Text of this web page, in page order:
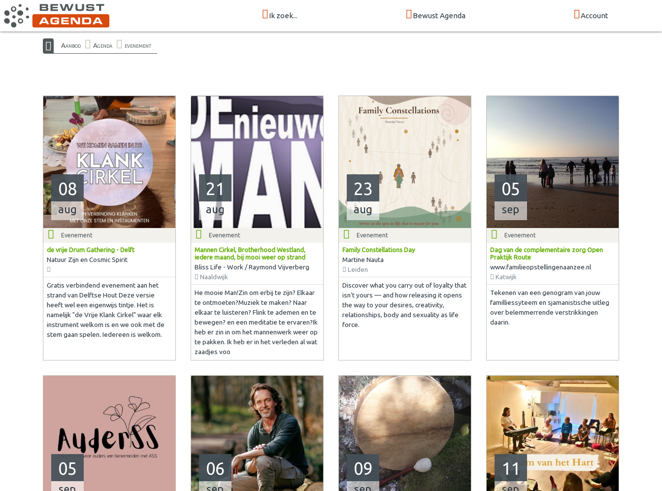
Ik zoek... Bewust Agenda Account
Aanbod Agenda evenement
08
aug
Evenement
de vrije Drum Gathering - Delft
Natuur Zijn en Cosmic Spirit
Gratis verbindend evenement aan het
strand van Delftse Hout Deze versie
heeft wel een eigenwijs tintje. Het is
namelijk "de Vrije Klank Cirkel" waar elk
instrument welkom is en we ook met de
stem gaan spelen. Iedereen is welkom.
21
aug
Evenement
Mannen Cirkel, Brotherhood Westland,
iedere maand, bij mooi weer op strand
Bliss Life - Work / Raymond Vijverberg
Naaldwijk
He mooie Man!Zin om erbij te zijn? Elkaar
te ontmoeten?Muziek te maken? Naar
elkaar te luisteren? Flink te ademen en te
bewegen? en een meditatie te ervaren?Ik
heb er zin in om het mannenwerk weer op
te pakken. Ik heb er in het verleden al wat
zaadjes voo
23
aug
Evenement
Family Constellations Day
Martine Nauta
Leiden
Discover what you carry out of loyalty that
isn't yours — and how releasing it opens
the way to your desires, creativity,
relationships, body and sexuality as life
force.
05
sep
Evenement
Dag van de complementaire zorg Open
Praktijk Route
www.familieopstellingenaanzee.nl
Katwijk
Tekenen van een genogram van jouw
familliessyteem en sjamanistische uitleg
over belemmerrende verstrikkingen
daarin.
05 06 09 11